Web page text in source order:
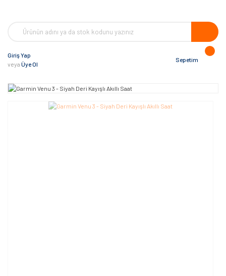
Giriş Yap
veya Üye Ol
Sepetim